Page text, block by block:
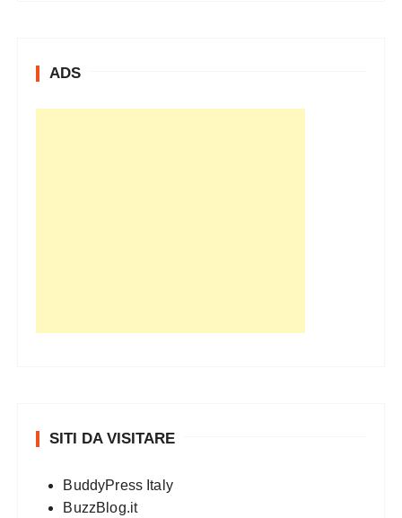
ADS
SITI DA VISITARE
BuddyPress Italy
BuzzBlog.it